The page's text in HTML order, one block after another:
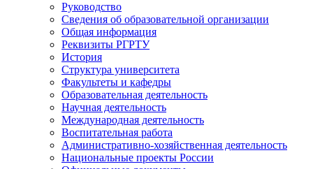
Руководство
Сведения об образовательной организации
Общая информация
Реквизиты РГРТУ
История
Структура университета
Факультеты и кафедры
Образовательная деятельность
Научная деятельность
Международная деятельность
Воспитательная работа
Административно-хозяйственная деятельность
Национальные проекты России